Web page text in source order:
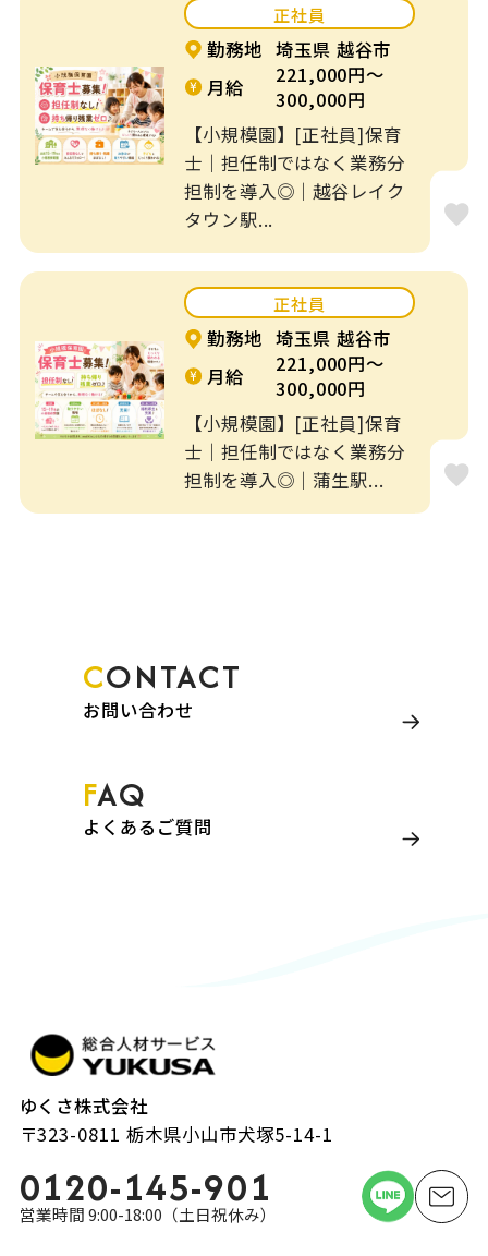
正社員
勤務地 埼玉県 越谷市
月給
221,000円～
300,000円
【小規模園】[正社員]保育
士｜担任制ではなく業務分
担制を導入◎｜越谷レイク
タウン駅...
正社員
勤務地 埼玉県 越谷市
月給
221,000円～
300,000円
【小規模園】[正社員]保育
士｜担任制ではなく業務分
担制を導入◎｜蒲生駅...
CONTACT
お問い合わせ
FAQ
よくあるご質問
ゆくさ株式会社
〒323-0811 栃木県小山市犬塚5-14-1
0120-145-901
営業時間 9:00-18:00（土日祝休み）